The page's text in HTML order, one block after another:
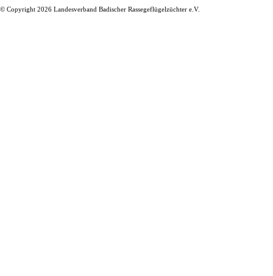
© Copyright 2026 Landesverband Badischer Rassegeflügelzüchter e.V.